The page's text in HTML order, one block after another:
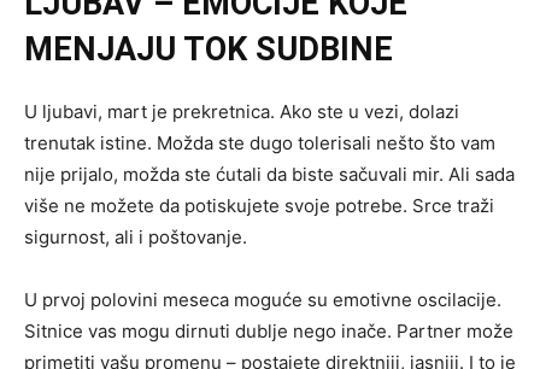
MENJAJU TOK SUDBINE
U ljubavi, mart je prekretnica. Ako ste u vezi, dolazi
trenutak istine. Možda ste dugo tolerisali nešto što vam
nije prijalo, možda ste ćutali da biste sačuvali mir. Ali sada
više ne možete da potiskujete svoje potrebe. Srce traži
sigurnost, ali i poštovanje.
U prvoj polovini meseca moguće su emotivne oscilacije.
Sitnice vas mogu dirnuti dublje nego inače. Partner može
primetiti vašu promenu – postajete direktniji, jasniji. I to je